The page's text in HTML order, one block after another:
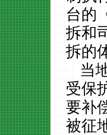
台的
拆和
拆的
当
受保
要补
被征